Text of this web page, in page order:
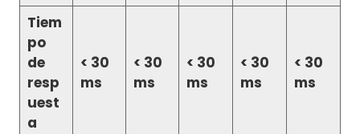
Tiem
po
de
resp
uest
a
< 30
ms
< 30
ms
< 30
ms
< 30
ms
< 30
ms